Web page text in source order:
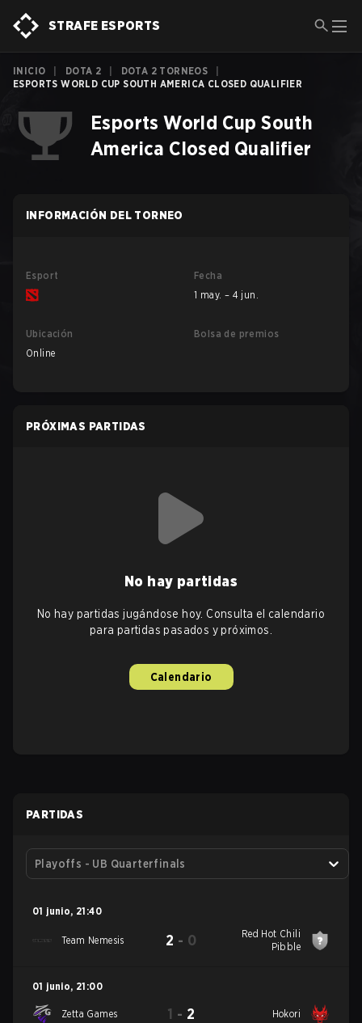
STRAFE ESPORTS
INICIO DOTA 2 DOTA 2 TORNEOS
ESPORTS WORLD CUP SOUTH AMERICA CLOSED QUALIFIER
Esports World Cup South
America Closed Qualifier
INFORMACIÓN DEL TORNEO
Esport
Fecha
1 may. – 4 jun.
Ubicación
Online
Bolsa de premios
PRÓXIMAS PARTIDAS
No hay partidas
No hay partidas jugándose hoy. Consulta el calendario
para partidas pasados y próximos.
Calendario
PARTIDAS
Playoffs - UB Quarterfinals
01 junio, 21:40
Team Nemesis 2 - 0
Red Hot Chili
Pibble
01 junio, 21:00
Zetta Games 1 - 2 Hokori